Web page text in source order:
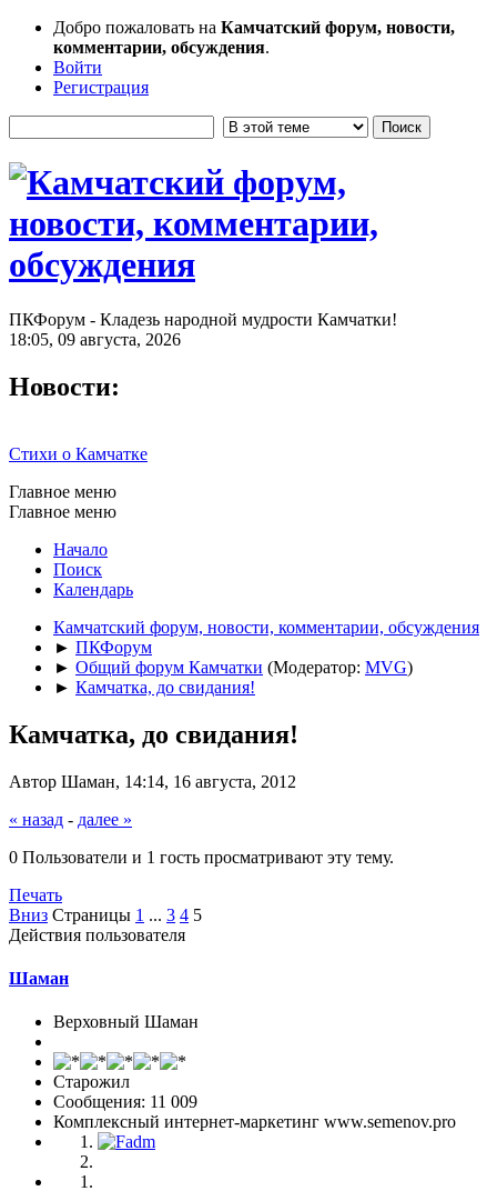
Добро пожаловать на Камчатский форум, новости,
комментарии, обсуждения.
Войти
Регистрация
ПКФорум - Кладезь народной мудрости Камчатки!
18:05, 09 августа, 2026
Новости:
Стихи о Камчатке
Главное меню
Главное меню
Начало
Поиск
Календарь
Камчатский форум, новости, комментарии, обсуждения
► ПКФорум
► Общий форум Камчатки (Модератор: MVG)
► Камчатка, до свидания!
Камчатка, до свидания!
Автор Шаман, 14:14, 16 августа, 2012
« назад - далее »
0 Пользователи и 1 гость просматривают эту тему.
Печать
Вниз Страницы 1 ... 3 4 5
Действия пользователя
Шаман
Верховный Шаман
Старожил
Сообщения: 11 009
Комплексный интернет-маркетинг www.semenov.pro